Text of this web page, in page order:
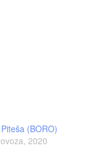
(BORO)
2020